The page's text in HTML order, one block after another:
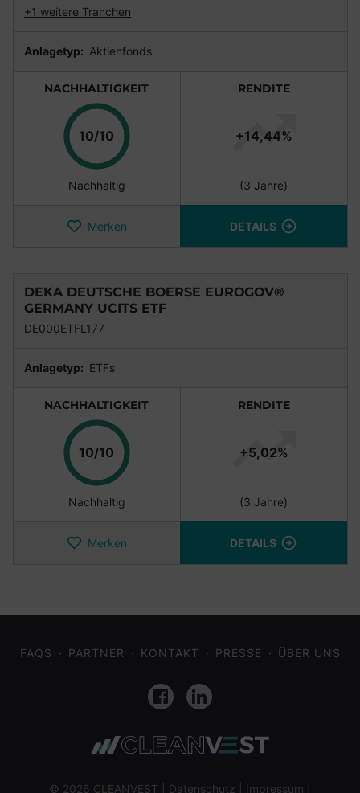
+1 weitere Tranchen
Anlagetyp: Aktienfonds
NACHHALTIGKEIT
10/10 Punkte
Nachhaltig
RENDITE
+14,44%
(3 Jahre)
Merken DETAILS
DEKA DEUTSCHE BOERSE EUROGOV®
GERMANY UCITS ETF
DE000ETFL177
Anlagetyp: ETFs
NACHHALTIGKEIT
10/10 Punkte
Nachhaltig
RENDITE
+5,02%
(3 Jahre)
Merken DETAILS
FAQS PARTNER KONTAKT PRESSE ÜBER UNS
FacebookLinkedIn
© 2026 CLEANVEST | Datenschutz Impressum